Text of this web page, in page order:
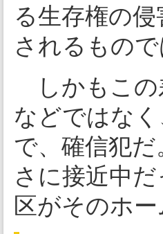
る生存権の
されるもので
しかもこの
などではな
で、確信犯
さに接近中
区がそのホ